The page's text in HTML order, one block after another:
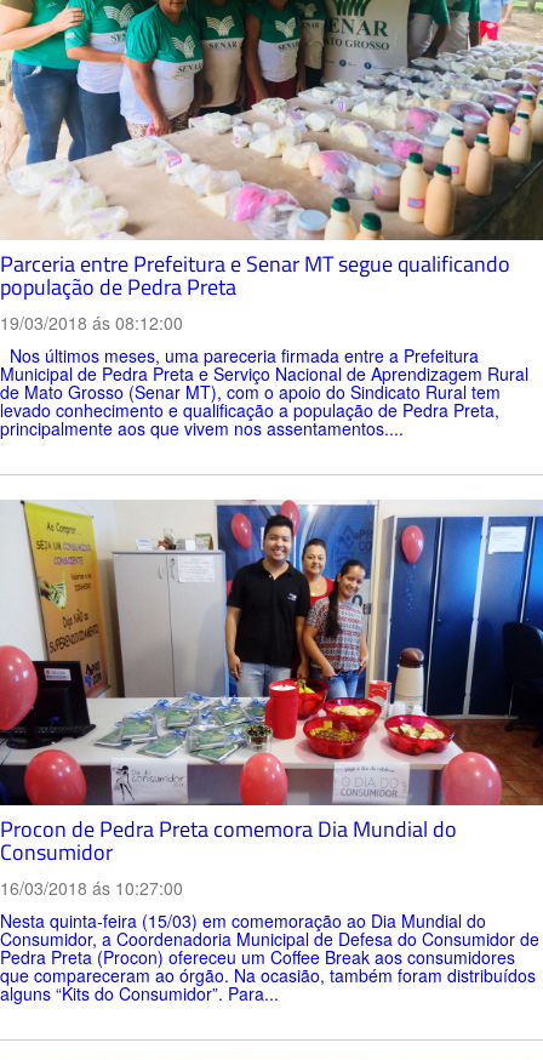
Parceria entre Prefeitura e Senar MT segue qualificando
população de Pedra Preta
19/03/2018 ás 08:12:00
Nos últimos meses, uma pareceria firmada entre a Prefeitura
Municipal de Pedra Preta e Serviço Nacional de Aprendizagem Rural
de Mato Grosso (Senar MT), com o apoio do Sindicato Rural tem
levado conhecimento e qualificação a população de Pedra Preta,
principalmente aos que vivem nos assentamentos....
Procon de Pedra Preta comemora Dia Mundial do
Consumidor
16/03/2018 ás 10:27:00
Nesta quinta-feira (15/03) em comemoração ao Dia Mundial do
Consumidor, a Coordenadoria Municipal de Defesa do Consumidor de
Pedra Preta (Procon) ofereceu um Coffee Break aos consumidores
que compareceram ao órgão. Na ocasião, também foram distribuídos
alguns “Kits do Consumidor”. Para...